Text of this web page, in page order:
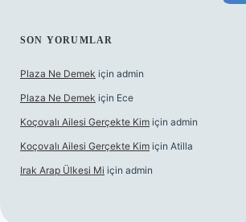
SON YORUMLAR
Plaza Ne Demek için admin
Plaza Ne Demek için Ece
Koçovalı Ailesi Gerçekte Kim için admin
Koçovalı Ailesi Gerçekte Kim için Atilla
Irak Arap Ülkesi Mi için admin